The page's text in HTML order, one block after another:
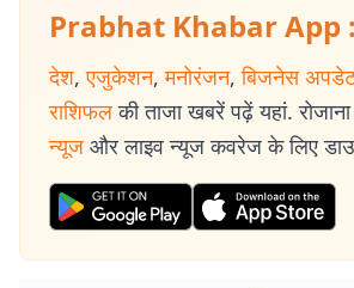
Prabhat Khabar App :
देश, एजुकेशन, मनोरंजन, बिजनेस
राशिफल की ताजा खबरें पढ़ें यहां.
न्यूज और लाइव न्यूज कवरेज के लिए